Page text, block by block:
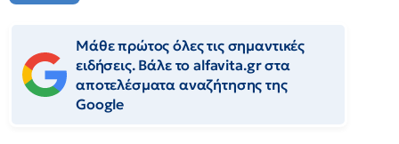
Μάθε πρώτος όλες τις σημαντικές
ειδήσεις. Βάλε το alfavita.gr στα
αποτελέσματα αναζήτησης της
Google